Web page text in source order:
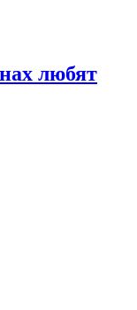
любят